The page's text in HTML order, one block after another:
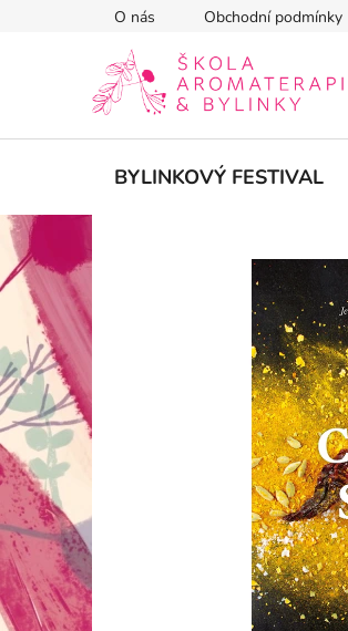
O nás Obchodní podmínky
BYLINKOVÝ FESTIVAL